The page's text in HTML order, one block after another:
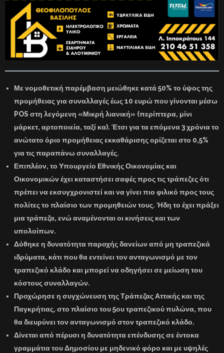
Με νομοθετική παρέμβαση μειώθηκε κατά 50% το ύψος της
προμήθειας για συναλλαγές έως 10 ευρώ που γίνονται μέσω
POS στη λεγόμενη «Μικρή λιανική» (περίπτερα, μίνι
μάρκετ, αρτοποιεία, ταξί κα). Έτσι για τα επόμενα 3 χρόνια το
ανώτατο όριο προμήθειας εκκαθάρισης ορίζεται στο 0,5%
για τις παραπάνω συναλλαγές.
Επιπλέον, το Υπουργείο Εθνικής Οικονομίας και
Οικονομικών έχει καταστήσει σαφές προς τις τράπεζες ότι
πρέπει να εκσυγχρονιστεί και να γίνει πιο φιλικό προς τους
πολίτες το πλαίσιο των προμηθειών τους. Ήδη το έχει πράξει
μια τράπεζα, ενώ αναμένονται οι κινήσεις και των
υπολοίπων.
Δόθηκε η δυνατότητα παροχής δανείων από μη τραπεζικά
ιδρύματα, κάτι που θα εντείνει τον ανταγωνισμό με τον
τραπεζικό κλάδο και μπορεί να οδηγήσει σε μείωση του
κόστους συναλλαγών.
Προχώρησε η συγχώνευση της Τράπεζας Αττικής και της
Παγκρήτιας, στο πλαίσιο του 5ου τραπεζικού πυλώνα, που
θα διευρύνει τον ανταγωνισμό στον τραπεζικό κλάδο.
Δίνεται από πέρυσι η δυνατότητα επένδυσης σε έντοκα
γραμμάτια του Δημοσίου με μηδενικό φόρο και με υψηλές